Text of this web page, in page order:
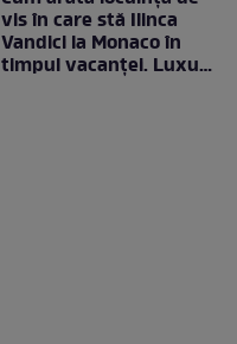
vis în care stă Ilinca
Vandici la Monaco în
timpul vacanței. Luxul